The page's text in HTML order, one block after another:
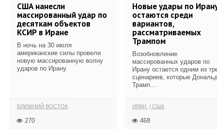
США нанесли
массированный удар по
десяткам объектов
КСИР в Иране
В ночь на 30 июля
американские силы провели
новую массированную волну
ударов по Ирану.
БЛИЖНИЙ ВОСТОК
270
Новые удары по
остаются среди
вариантов,
рассматриваемых
Трампом
Возобновление
массированных ударов по
Ирану остается одним из
сценариев, которые
Трамп...
ИРАН США
468